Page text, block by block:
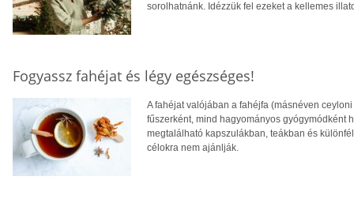
sorolhatnánk. Idézzük fel ezeket a kellemes
Fogyassz fahéjat és légy egészséges!
A fahéjat valójában a fahéjfa (másnéven
fűszerként, mind hagyományos gyógymódként
megtalálható kapszulákban, teákban és
célokra nem ajánlják.